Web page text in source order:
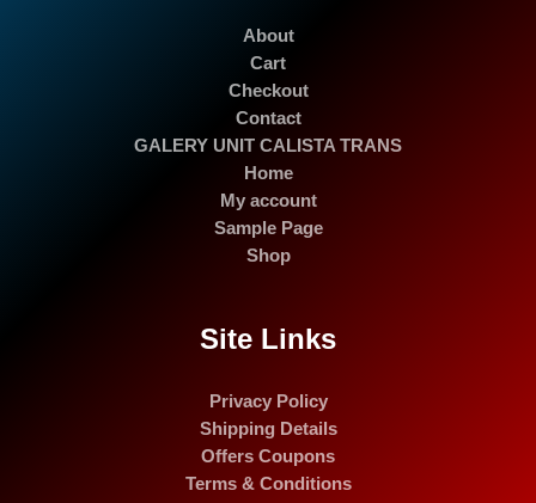
About
Cart
Checkout
Contact
GALERY UNIT CALISTA TRANS
Home
My account
Sample Page
Shop
Site Links
Privacy Policy
Shipping Details
Offers Coupons
Terms & Conditions